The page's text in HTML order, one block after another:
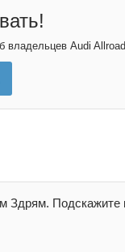
владельцев Audi
Здрям. Подскажите